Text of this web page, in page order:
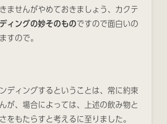
ませんがやめておきましょう、カクテ
ィングの妙そのものですので面白いの
すので。
ディングするということは、常に約束
が、場合によっては、上述の飲み物と
をもたらすと考えるに至りました。